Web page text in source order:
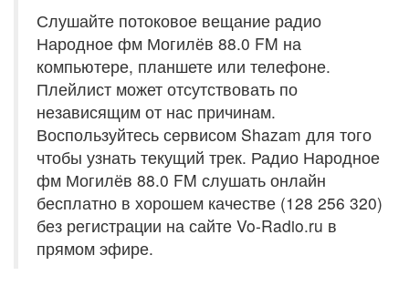
Слушайте потоковое вещание радио
Народное фм Могилёв 88.0 FM на
компьютере, планшете или телефоне.
Плейлист может отсутствовать по
независящим от нас причинам.
Воспользуйтесь сервисом Shazam для того
чтобы узнать текущий трек. Радио Народное
фм Могилёв 88.0 FM слушать онлайн
бесплатно в хорошем качестве (128 256 320)
без регистрации на сайте Vo-Radio.ru в
прямом эфире.